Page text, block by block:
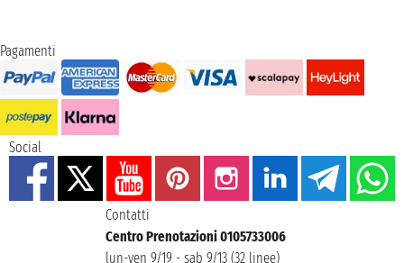
Pagamenti
Social
Contatti
Centro Prenotazioni 0105733006
lun-ven 9/19 - sab 9/13 (32 linee)